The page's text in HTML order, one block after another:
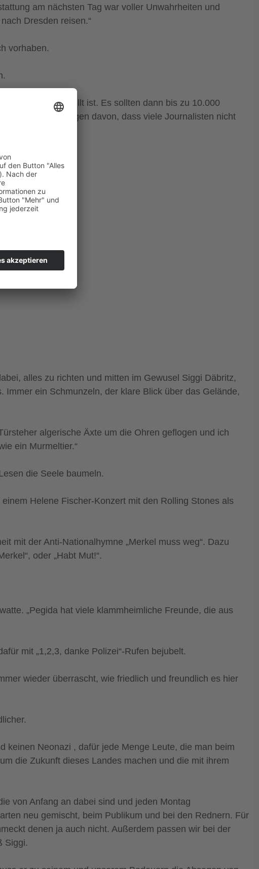
am nächsten Tag war voller Unwahrheiten und
Dresden reisen.“
vorhaben.
prall gefüllt ist. Es sollten dann bis zu 10.000
der Presse zeugen davon, dass viele Journalisten nicht
alles zu richten und mitten im Gewusel Siggi Däbritz,
ein Schmunzeln, der klare Blick über das Gelände,
algerische Äxte um die Ohren geflogen und ich
ein Murmeltier.“
die Seele baumeln.
Helene Fischer-Konzert mit den Rolling Stones als
mit der Anti-Nationalhymne „Merkel muss weg“. Dazu
oder „Habt Mut!“.
„Pegida hat viele klammheimliche Freunde, die aus
mit „1,2,3, danke Polizei“-Rufen bejubelt.
wieder überrascht, wie friedlich und freundlich es hier
keinen Neonazi , dafür jede Menge Leute, die man beim
die Zukunft dieses Landes machen und die mit ihrem
von Anfang an dabei sind und jeden Montag
neu gemischt, beim Publikum und bei den Rednern. Für
denen ja auch nicht. Außerdem passen wir bei der
Siggi.